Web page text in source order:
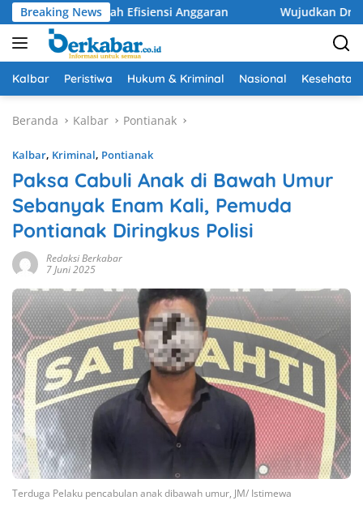
Langsung
ke
konten
Breaking News
Tengah Efisiensi Anggaran Wujudkan Drainase
Kalbar Peristiwa Hukum & Kriminal Nasional Kesehatan
Beranda Kalbar Pontianak
Kalbar, Kriminal, Pontianak
Paksa Cabuli Anak di Bawah Umur
Sebanyak Enam Kali, Pemuda
Pontianak Diringkus Polisi
Redaksi Berkabar
7 Juni 2025
Terduga Pelaku pencabulan anak dibawah umur, JM/ Istimewa